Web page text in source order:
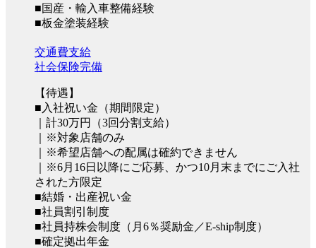
■国産・輸入車整備経験
■板金塗装経験
交通費支給
社会保険完備
【待遇】
■入社祝い金（期間限定）
｜計30万円（3回分割支給）
｜※対象店舗のみ
｜※希望店舗への配属は確約できません
｜※6月16日以降にご応募、かつ10月末までにご入社
された方限定
■結婚・出産祝い金
■社員割引制度
■社員持株会制度（月6％奨励金／E-ship制度）
■確定拠出年金